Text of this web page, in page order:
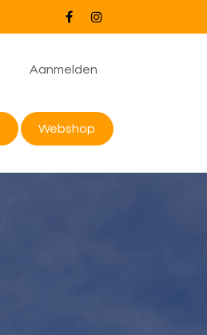
Aanmelden
Webshop